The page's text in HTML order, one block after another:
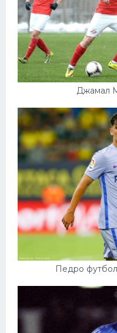
Джамал
Педро